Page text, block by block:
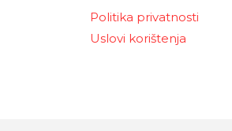
Politika privatnosti
Uslovi korištenja